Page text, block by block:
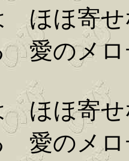
ほ寄せ
のメロ
ほ寄せ
のメロ